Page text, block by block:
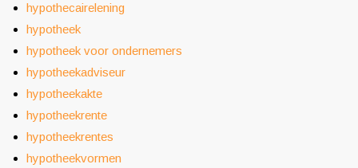
hypothecairelening
hypotheek
hypotheek voor ondernemers
hypotheekadviseur
hypotheekakte
hypotheekrente
hypotheekrentes
hypotheekvormen